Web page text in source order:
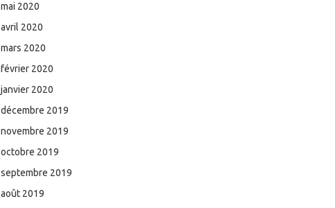
mai 2020
avril 2020
mars 2020
février 2020
janvier 2020
décembre 2019
novembre 2019
octobre 2019
septembre 2019
août 2019